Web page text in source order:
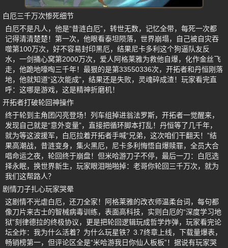
白厄三千万次惨死细节
白厄不是凡人，他是“昔涟白厄”，转世无数，记忆全带，每死一次都
记得清清楚楚！第一次，他眼看泰坦陨落，世界崩塌，自己被自灾吞
噬第100万次，好不容易封印黑厄，结果尼卡多利这个狗逼队友反
水，一剑捅心窝第2000万次，爱人阿格莱雅为救他自爆，化作金丝飞
走，他跪地嚎啕三千年！最狠的是第33550336次，开拓者和丹恒刚落
地，他就知道“这次能成”，结果还是失败，灵魂碎成渣！玩家看完直
呼：这哪是游戏，这是精神折磨机！
开拓者打破轮回神操作
终于轮到主角团闪亮登场！列车组掉进翁法罗斯，开拓者一觉醒来，
发现自己就是“意外变量”，直接把循环脚本打乱！丹恒等了几千年，
就为等这波援军，白厄拉着开拓者手喊“兄弟，这次咱们干翻天！”结
果高潮战，昔涟变身，集火黑厄，尼卡多利悔悟自爆赎罪，全员大合
唱命运之夜，轮回终于崩盘！但米哈游刀子不停，最后一刀：白厄选
择永眠，换世界新生，玩家眼泪啪啪掉：老哥你轮回三千万次，就为
我们这帮路人？
剧情刀子扎心玩家哭晕
这剧情不光虐白厄，还刀全家！阿格莱雅的改衣师温柔台词，每句都
像刀片来古士的智械病毒训练，表面高科技，实则白厄的“深度学习地
狱”刻律德拉的终极协议，更是把轮回逻辑玩成哲学炸弹，玩家看完论
坛全炸：我为什么活着？为什么玩星铁？3.7终章上线，下载量爆表，
畅销榜第一，但评论区全是“米哈游我日你仙人板板”！据说有玩家哭